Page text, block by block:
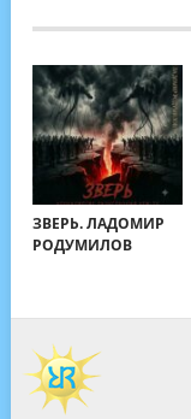
ЗВЕРЬ. ЛАДОМИР
РОДУМИЛОВ